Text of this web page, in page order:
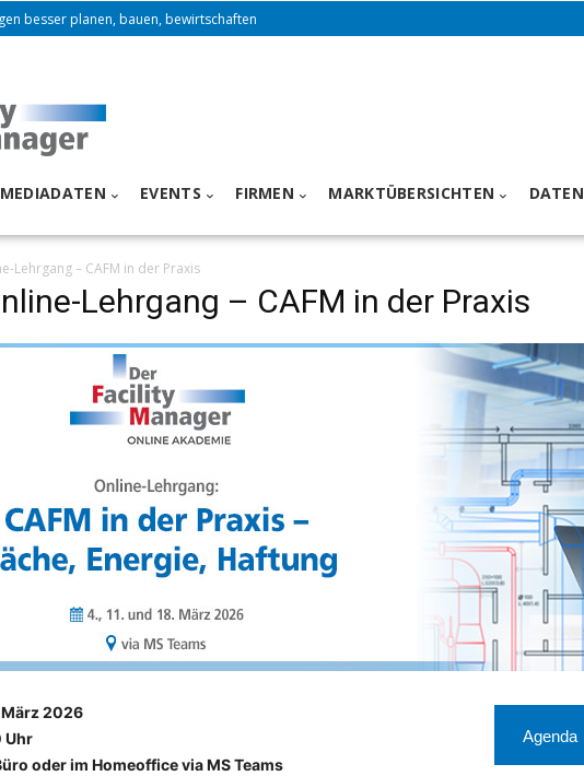
besser planen, bauen, bewirtschaften
MEDIADATEN EVENTS FIRMEN MARKTÜBERSICHTEN
Lehrgang – CAFM in der Praxis
Lehrgang – CAFM in der Praxis
Agenda
März 2026
Uhr
oder im Homeoffice via MS Teams